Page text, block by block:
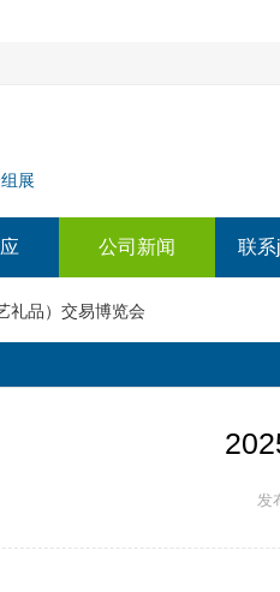
展
公司新闻 联
礼品）交易博览会
发